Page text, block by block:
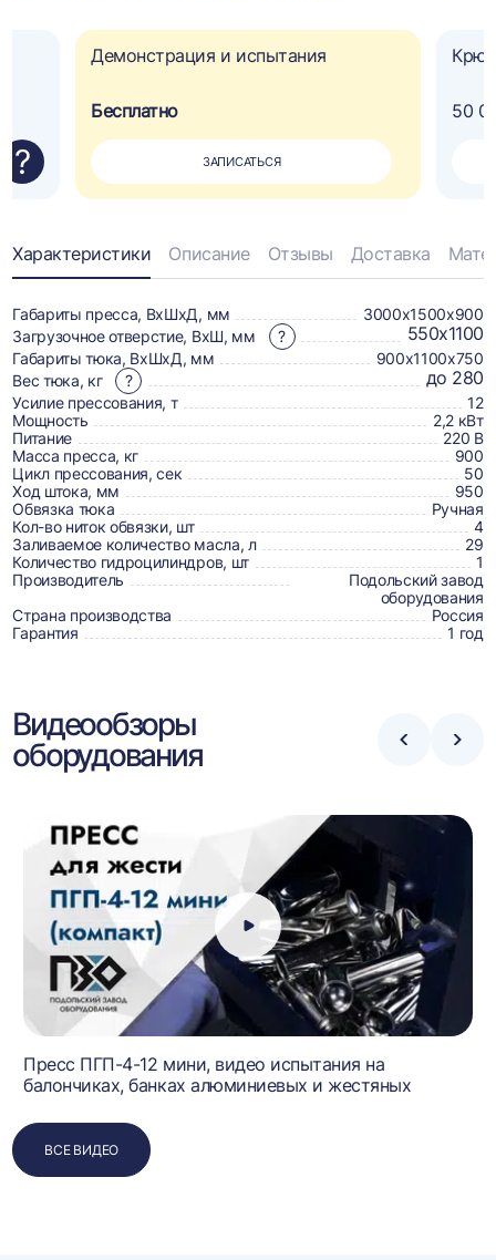
?
Демонстрация и испытания
Бесплатно
ЗАПИСАТЬСЯ
50
Информация
о
товаре,
доставке,
отзывах
и
сертификаты
Характеристики Описание Отзывы Доставка
Габариты пресса, ВхШхД, мм
3000х1500х900
Загрузочное отверстие, ВхШ, мм
? 550х1100
Габариты тюка, ВхШхД, мм
900х1100х750
Вес тюка, кг
? до 280
Усилие прессования, т
12
Мощность
2,2 кВт
Питание
220 В
Масса пресса, кг
900
Цикл прессования, сек
50
Ход штока, мм
950
Обвязка тюка
Ручная
Кол-во ниток обвязки, шт
4
Заливаемое количество масла, л
29
Количество гидроцилиндров, шт
1
Производитель
Подольский завод
оборудования
Страна производства
Россия
Гарантия
1 год
Видеообзоры
оборудования
Стрелка
Пресс ПГП-4-12 мини, видео испытания на
балончиках, банках алюминиевых и жестяных
ВСЕ ВИДЕО